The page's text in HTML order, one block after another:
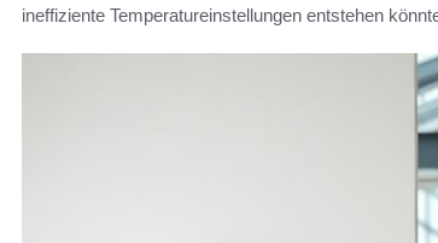
ineffiziente Temperatureinstellungen entstehen